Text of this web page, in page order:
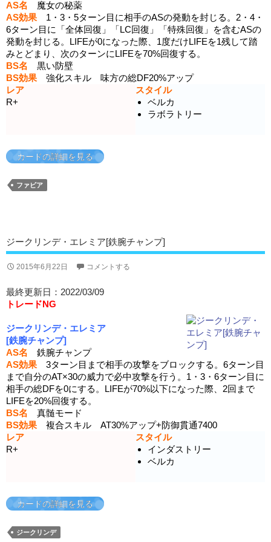
AS名 魔女の秘薬
AS効果 1・3・5ターン目に相手のASの発動を封じる。2・4・
6ターン目に「全体回復」「LC回復」「特殊回復」を含むASの
発動を封じる。LIFEが0になった際、1度だけLIFEを1残して踏
みとどまり、次のターンにLIFEを70%回復する。
BS名 黒い防壁
BS効果 強化スキル 味方の総DF20%アップ
レア
スタイル
R+
ベルカ
ラボラトリー
カードの詳細を見る
ファビア
ジークリンデ・エレミア[鉄腕チャンプ]
2015年6月22日 コメントする
最終更新日：2022/03/09
トレードNG
ジークリンデ・エレミア
[鉄腕チャンプ]
AS名 鉄腕チャンプ
AS効果 3ターン目まで相手の攻撃をブロックする。6ターン目
まで自分のAT×30の威力で必中攻撃を行う。1・3・6ターン目に
相手の総DFを0にする。LIFEが70%以下になった際、2回まで
LIFEを20%回復する。
BS名 真髄モード
BS効果 複合スキル AT30%アップ+防御貫通7400
レア
スタイル
R+
インダストリー
ベルカ
カードの詳細を見る
ジークリンデ